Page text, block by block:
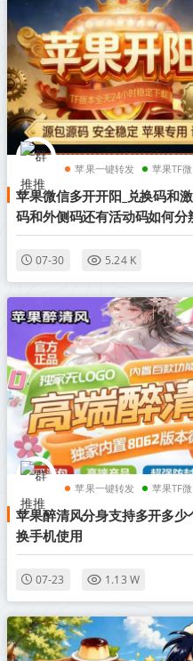
苹果一键转发 苹果TF
苹果微信多开开阳_兑换码和
码和外侧码还有活动码如何分
07-30 5.24 K
苹果一键转发 苹果TF
苹果醉清风分身支持多开多少
换手机使用
07-23 1.13 W